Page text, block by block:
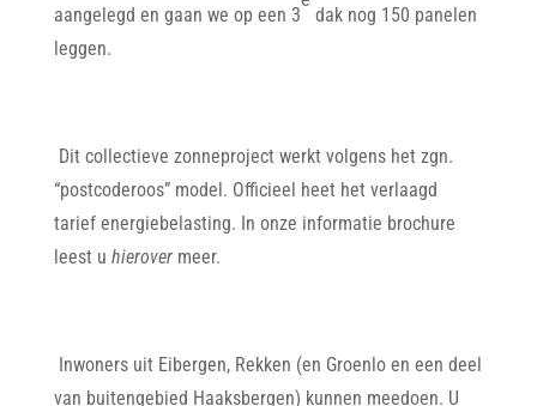
aangelegd en gaan we op een 3
dak nog 150 panelen
leggen.
Dit collectieve zonneproject werkt volgens het zgn.
“postcoderoos” model. Officieel heet het verlaagd
tarief energiebelasting. In onze informatie brochure
leest u hierovermeer.
Inwoners uit Eibergen, Rekken (en Groenlo en een deel
van buitengebied Haaksbergen) kunnen meedoen. U